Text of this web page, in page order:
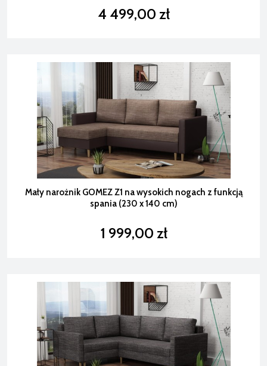
4 499,00 zł
Mały narożnik GOMEZ Z1 na wysokich nogach z funkcją
spania (230 x 140 cm)
1 999,00 zł